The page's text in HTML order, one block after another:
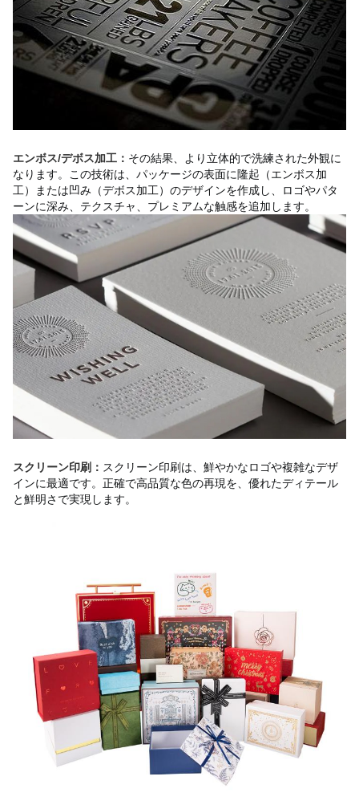
エンボス/デボス加工： その結果、より立体的で洗練された外観に
なります。この技術は、パッケージの表面に隆起（エンボス加
工）または凹み（デボス加工）のデザインを作成し、ロゴやパタ
ーンに深み、テクスチャ、プレミアムな触感を追加します。
スクリーン印刷： スクリーン印刷は、鮮やかなロゴや複雑なデザ
インに最適です。正確で高品質な色の再現を、優れたディテール
と鮮明さで実現します。